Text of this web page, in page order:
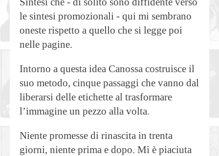
le sintesi promozionali - qui mi sembrano
oneste rispetto a quello che si legge poi
nelle pagine.
Intorno a questa idea Canossa costruisce il
suo metodo, cinque passaggi che vanno dal
liberarsi delle etichette al trasformare
l’immagine un pezzo alla volta.
Niente promesse di rinascita in trenta
giorni, niente prima e dopo. Mi è piaciuta